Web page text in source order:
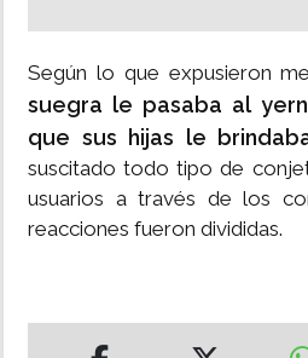
Según lo que expusieron
suegra le pasaba al
que sus hijas le
suscitado todo tipo de
usuarios a través de los
reacciones fueron divididas.